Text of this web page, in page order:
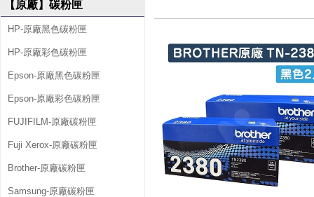
【原廠】碳粉匣
HP-原廠黑色碳粉匣
HP-原廠彩色碳粉匣
Epson-原廠黑色碳粉匣
Epson-原廠彩色碳粉匣
FUJIFILM-原廠碳粉匣
Fuji Xerox-原廠碳粉匣
Brother-原廠碳粉匣
Samsung-原廠碳粉匣